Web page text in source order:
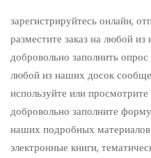
зарегистрируйтесь онлайн,
разместите заказ на любой
добровольно заполнить
любой из наших досок
используйте или
добровольно заполните
наших подробных
электронные книги,